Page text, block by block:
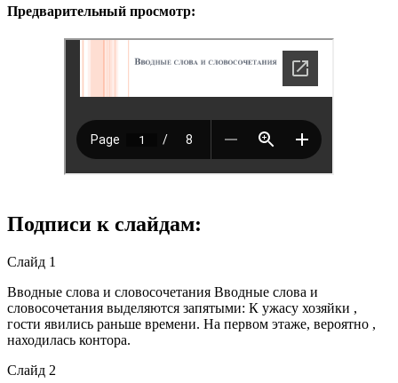
Предварительный просмотр:
Подписи к слайдам:
Слайд 1
Вводные слова и словосочетания Вводные слова и
словосочетания выделяются запятыми: К ужасу хозяйки ,
гости явились раньше времени. На первом этаже, вероятно ,
находилась контора.
Слайд 2